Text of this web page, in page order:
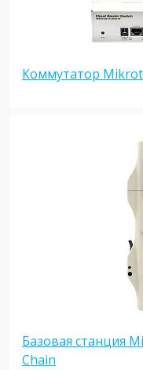
Коммутатор
Базовая станция
Chain